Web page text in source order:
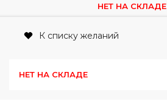
НЕТ НА СКЛАДЕ
К списку желаний
НЕТ НА СКЛАДЕ